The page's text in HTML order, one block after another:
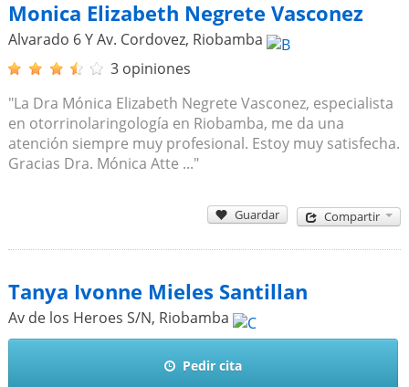
Monica Elizabeth Negrete Vasconez
Alvarado 6 Y Av. Cordovez, Riobamba
3 opiniones
"La Dra Mónica Elizabeth Negrete Vasconez, especialista
en otorrinolaringología en Riobamba, me da una
atención siempre muy profesional. Estoy muy satisfecha.
Gracias Dra. Mónica Atte ..."
Guardar Compartir
Tanya Ivonne Mieles Santillan
Av de los Heroes S/N, Riobamba
Pedir cita